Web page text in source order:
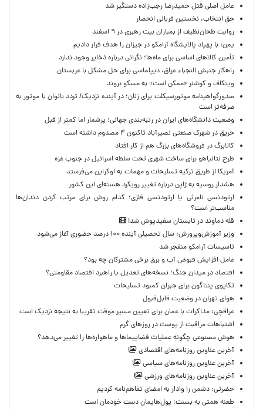
عامل اصلی قتل حمیدرضا رجب‌زاده دستگیر شد
حق انتخاب، نخستین قربانی انحصار
روایت طحان‌نظیف از بمباران بیت رهبری در ۹ اسفند
یمن: با پهپاد پالایشگاه آرامکو در جیزان را هدف قرار دادیم
تأمین کالاهای اساسی برای ماه‌ها؛ نگرانی درباره ذخایر وجود ندارد
راهکار جنبش النجباء عراق، دیپلماسی برای حل مشکل با عربستان
ویتکاف و کوشنر «ممکن است» به مسکو بروند
صدورگواهینامه موتورسیکلت برای زنان؛ در آینده نزدیک/ تردد بانوان با موتور به‌
صرفه‌تر است
وضعیت دانشگاه‌های ایران در رتبه‌بندی جهانی؛ پرشمار اما کمتر از قبل
حریق در شهرک صنعتی نصیرآباد تاکنون ۴ مصدوم داشته است
کالابرگ در فروشگاه‌های بزرگ هم از کار افتاد
طرح نتانیاهو برای ساخت شهری تحت سلطه اسرائیل در جنوب غزه
آمریکا از طریق ترکیه تسلیحات و مهمات به اوکراین می‌فرستد
هشدار روسیه به ژاپن درباره تغییر رویکرد هسته‌ای این کشور
ارتودنسی نامرئی یا ارتودنسی فلزی؛ کدام روش برای مرتب کردن دندان‌ها
مناسب‌تر است؟
قله دماوند در تابستان سفیدپوش شد!
وزیر آموزش‌وپرورش: سال تحصیلی آینده ۱۰۰ درصد حضوری آغاز می‌شود
تاسیسات آرامکو منفجر شد
عامل افزایش قبوض آب و برق برخی مشترکان چه بود؟
اقتصاد در میدان جنگ؛ نسخه‌های تعدیل یا راهبرد اقتصاد مقاومتی؟
تکاپوی پنتاگون برای جبران کمبود تسلیحات
هوای تهران در وضعیت قابل‌قبول
عراقچی: مذاکرات با عمان برای تعیین مسیر موقت تقریبا به نتیجه نزدیک است
اشتباهات مراقبت از پوست در روزهای گرم
هوش مصنوعی چگونه عملیات فضاپیماها و ماهواره‌ها را تغییر می‌دهد؟
آخرین عناوین روزنامه‌های اقتصادی
آخرین عناوین روزنامه‌های سیاسی
آخرین عناوین روزنامه‌های ورزشی
حضرتی: دشمن را وادار به امضای تفاهم‌نامه کردیم
طعنه همتی به بسنت؛ پول‌هایمان دست خودمان است